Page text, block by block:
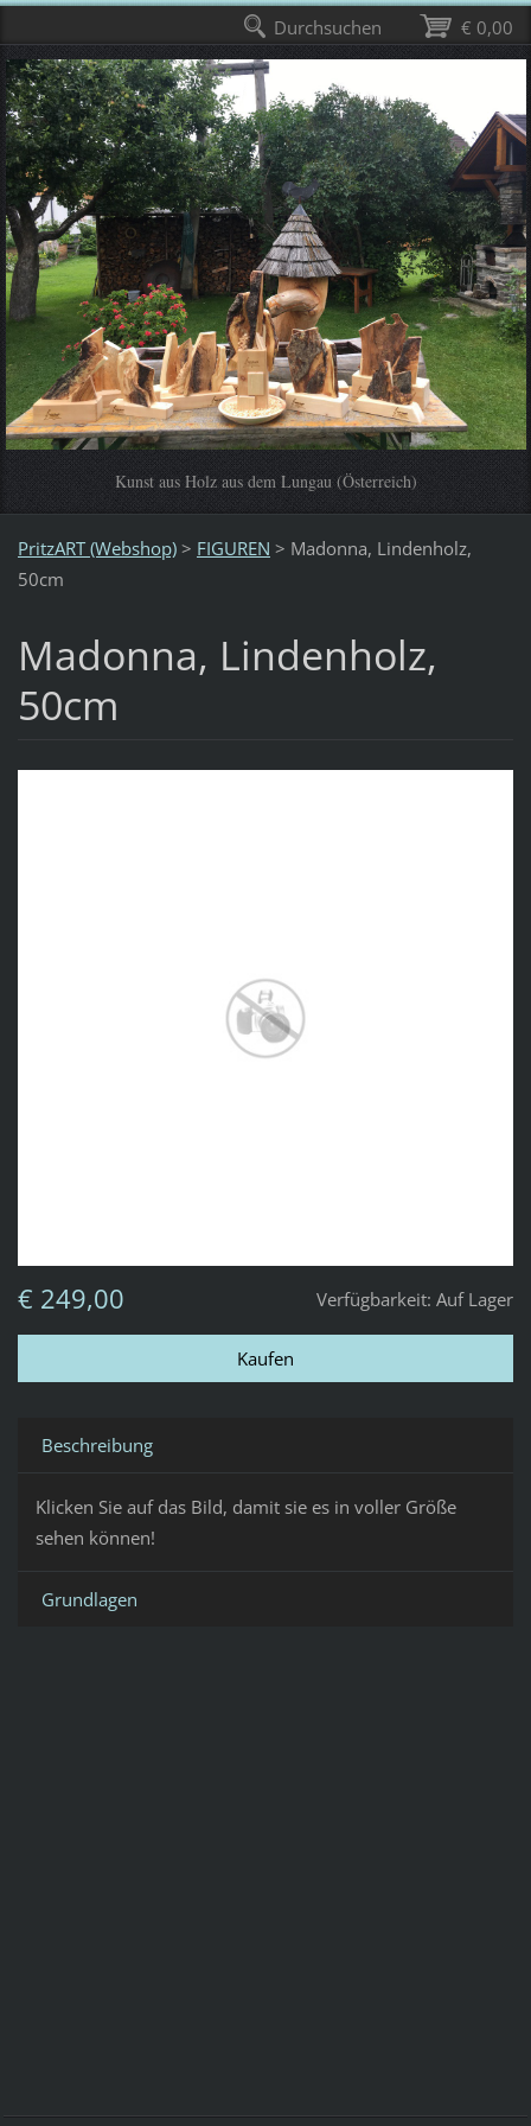
Kunst aus Holz aus dem Lungau (Österreich)
PritzART (Webshop) > FIGUREN > Madonna, Lindenholz,
50cm
Madonna, Lindenholz,
50cm
Verfügbarkeit: Auf Lager
€ 249,00
Beschreibung
Klicken Sie auf das Bild, damit sie es in voller Größe
sehen können!
Grundlagen
€ 0,00
Durchsuchen